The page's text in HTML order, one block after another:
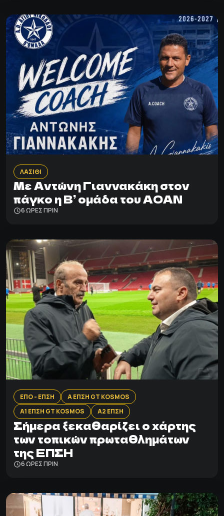
ΛΑΣΙΘΙ
Με Αντώνη Γιαννακάκη στον
πάγκο η Β’ ομάδα του ΑΟΑΝ
6 ΩΡΕΣ ΠΡΙΝ
ΕΠΟ - ΕΠΣΗ
Α ΕΠΣΗ GT KOSMOS
Α1 ΕΠΣΗ GT KOSMOS
Α2 ΕΠΣΗ
Σήμερα ξεκαθαρίζει ο χάρτης
των τοπικών πρωταθλημάτων
της ΕΠΣΗ
6 ΩΡΕΣ ΠΡΙΝ